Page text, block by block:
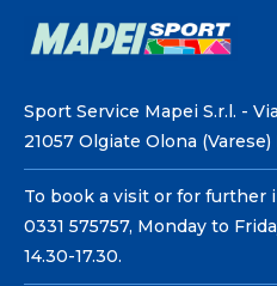
Sport Service Mapei S.r.l. -
21057 Olgiate Olona (Varese)
To book a visit or for further
0331 575757, Monday to
14.30-17.30.